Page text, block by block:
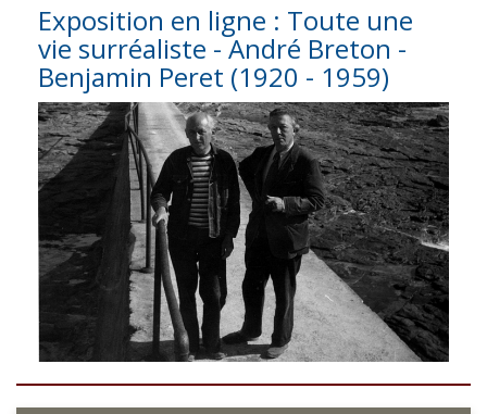
Exposition en ligne : Toute une
vie surréaliste - André Breton -
Benjamin Peret (1920 - 1959)